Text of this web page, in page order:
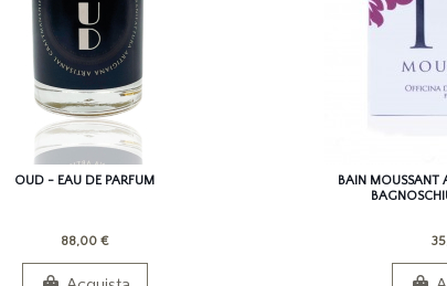
OUD - EAU DE PARFUM
88,00 €
BAIN MOUSSANT